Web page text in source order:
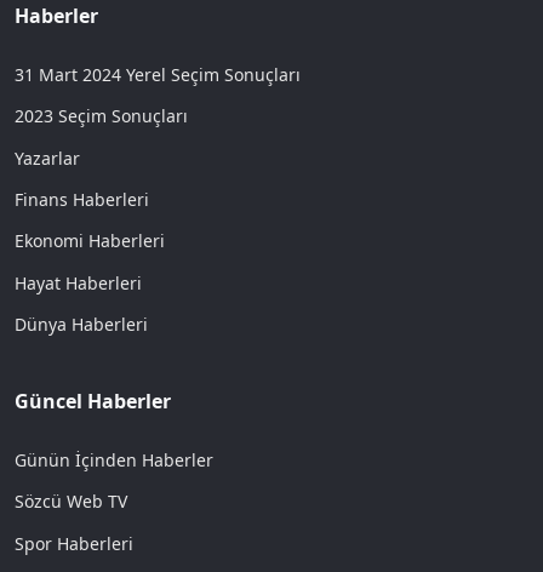
Haberler
31 Mart 2024 Yerel Seçim Sonuçları
2023 Seçim Sonuçları
Yazarlar
Finans Haberleri
Ekonomi Haberleri
Hayat Haberleri
Dünya Haberleri
Güncel Haberler
Günün İçinden Haberler
Sözcü Web TV
Spor Haberleri